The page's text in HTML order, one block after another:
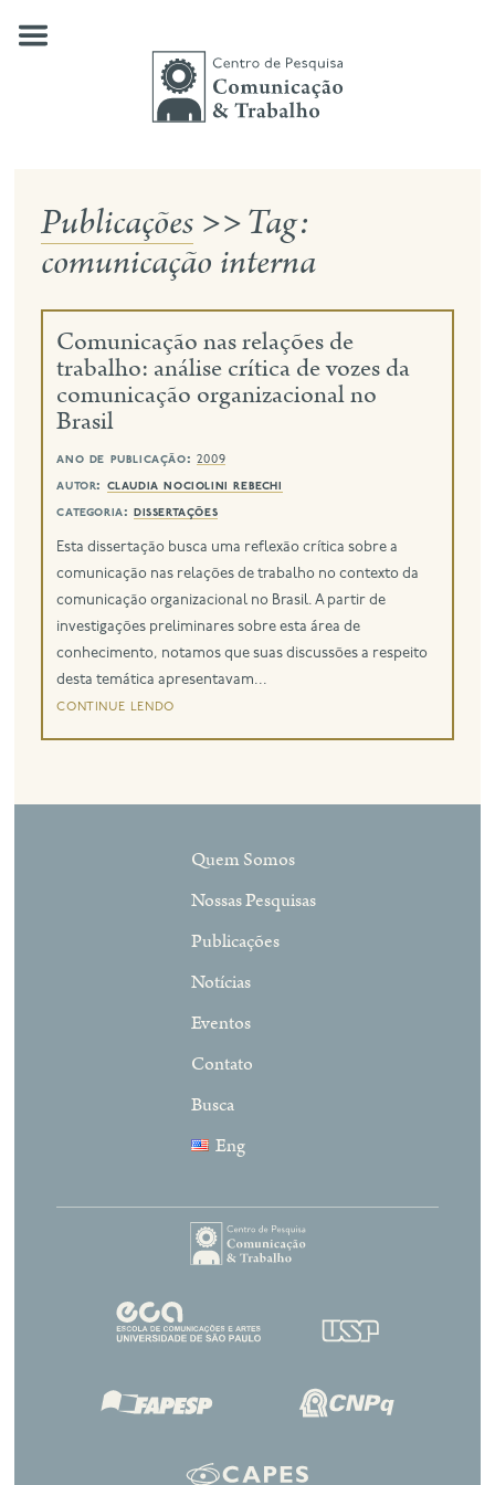
quem somos
nossas pesquisas
notícias
eventos
busca
eng
Publicações >>Tag:
comunicação interna
Comunicação nas relações de
trabalho: análise crítica de vozes da
comunicação organizacional no
Brasil
ano de publicação: 2009
autor: claudia nociolini rebechi
categoria: dissertações
Esta dissertação busca uma reflexão crítica sobre a
comunicação nas relações de trabalho no contexto da
comunicação organizacional no Brasil. A partir de
investigações preliminares sobre esta área de
conhecimento, notamos que suas discussões a respeito
desta temática apresentavam...
continue lendo
Quem Somos
Nossas Pesquisas
Publicações
Notícias
Eventos
Contato
Busca
Eng